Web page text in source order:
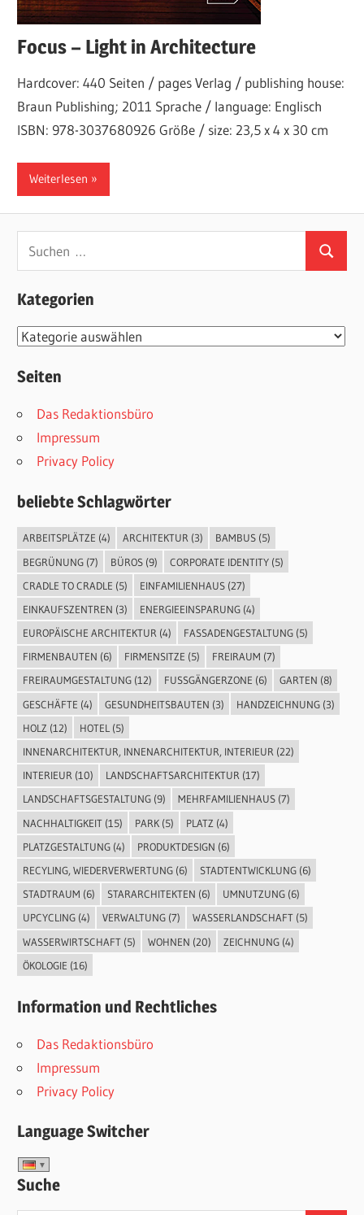
Focus – Light in Architecture
Hardcover: 440 Seiten / pages Verlag / publishing house:
Braun Publishing; 2011 Sprache / language: Englisch
ISBN: 978-3037680926 Größe / size: 23,5 x 4 x 30 cm
Weiterlesen
Suchen
nach:
Suchen
Kategorien
Kategorien
Seiten
Das Redaktionsbüro
Impressum
Privacy Policy
beliebte Schlagwörter
ARBEITSPLÄTZE (4) ARCHITEKTUR(3) BAMBUS(5)
BEGRÜNUNG(7) BÜROS(9) CORPORATE IDENTITY(5)
CRADLE TO CRADLE (5) EINFAMILIENHAUS(27)
EINKAUFSZENTREN (3) ENERGIEEINSPARUNG(4)
EUROPÄISCHE ARCHITEKTUR (4) FASSADENGESTALTUNG(5)
FIRMENBAUTEN (6) FIRMENSITZE (5) FREIRAUM (7)
FREIRAUMGESTALTUNG(12) FUSSGÄNGERZONE (6) GARTEN (8)
GESCHÄFTE (4) GESUNDHEITSBAUTEN (3) HANDZEICHNUNG(3)
HOLZ (12) HOTEL (5)
INNENARCHITEKTUR, INNENARCHITEKTUR, INTERIEUR (22)
INTERIEUR(10) LANDSCHAFTSARCHITEKTUR(17)
LANDSCHAFTSGESTALTUNG(9) MEHRFAMILIENHAUS(7)
NACHHALTIGKEIT(15) PARK(5) PLATZ (4)
PLATZGESTALTUNG(4) PRODUKTDESIGN (6)
RECYLING, WIEDERVERWERTUNG(6) STADTENTWICKLUNG(6)
STADTRAUM (6) STARARCHITEKTEN (6) UMNUTZUNG(6)
UPCYCLING(4) VERWALTUNG(7) WASSERLANDSCHAFT(5)
WASSERWIRTSCHAFT(5) WOHNEN (20) ZEICHNUNG(4)
ÖKOLOGIE (16)
Information und Rechtliches
Das Redaktionsbüro
Impressum
Privacy Policy
Language Switcher
Suche